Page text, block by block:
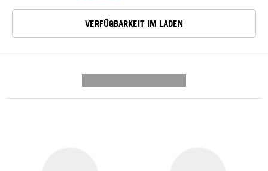
VERFÜGBARKEIT IM LADEN